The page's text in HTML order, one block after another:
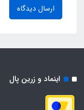
ارسال دیدگاه
اینماد و زرین پال